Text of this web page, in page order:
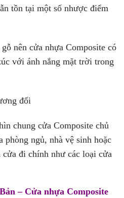
tồn tại một số nhược điểm
nên cửa nhựa Composite có
với ánh nắng mặt trời trong
đối
chung cửa Composite chủ
phòng ngủ, nhà vệ sinh hoặc
đi chính như các loại cửa
– Cửa nhựa Composite